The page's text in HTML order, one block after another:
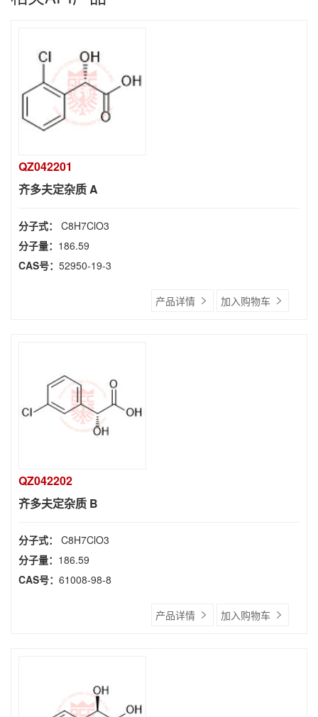
QZ042201
齐多夫定杂质 A
分子式： C8H7ClO3
分子量： 186.59
CAS号： 52950-19-3
产品详情 加入购物车
QZ042202
齐多夫定杂质 B
分子式： C8H7ClO3
分子量： 186.59
CAS号： 61008-98-8
产品详情 加入购物车